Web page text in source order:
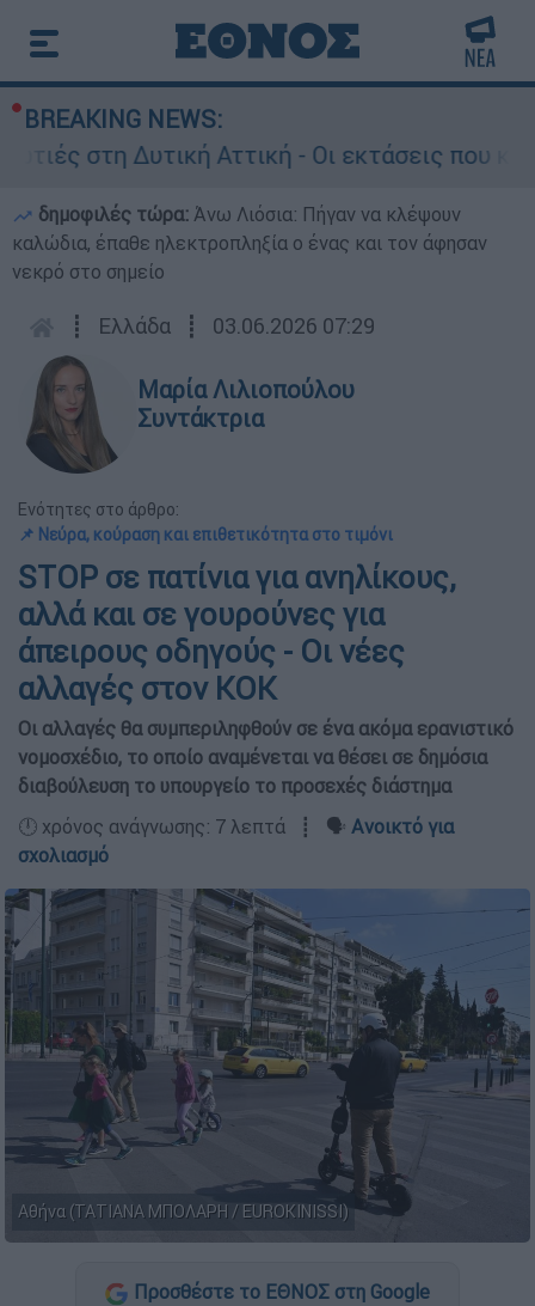
BREAKING NEWS:
Αττική - Οι εκτάσεις που κάηκαν και
δημοφιλές τώρα: Άνω Λιόσια: Πήγαν να κλέψουν
καλώδια, έπαθε ηλεκτροπληξία ο ένας και τον άφησαν
νεκρό στο σημείο
┋ Ελλάδα ┋ 03.06.2026 07:29
Μαρία Λιλιοπούλου
Συντάκτρια
Ενότητες στο άρθρο:
📌 Νεύρα, κούραση και επιθετικότητα στο τιμόνι
STOP σε πατίνια για ανηλίκους,
αλλά και σε γουρούνες για
άπειρους οδηγούς - Οι νέες
αλλαγές στον ΚΟΚ
Οι αλλαγές θα συμπεριληφθούν σε ένα ακόμα ερανιστικό
νομοσχέδιο, το οποίο αναμένεται να θέσει σε δημόσια
διαβούλευση το υπουργείο το προσεχές διάστημα
🕛 χρόνος ανάγνωσης: 7 λεπτά ┋ 🗣️ Ανοικτό για
σχολιασμό
Αθήνα (ΤΑΤΙΑΝΑ ΜΠΟΛΑΡΗ / EUROKINISSI)
Προσθέστε το ΕΘΝΟΣ στη Google